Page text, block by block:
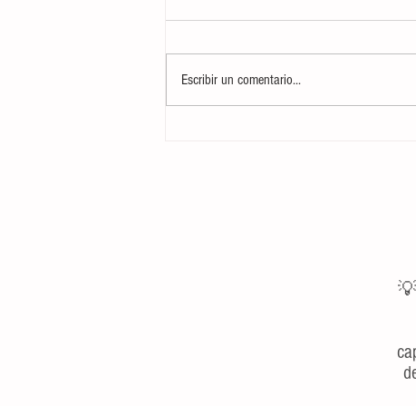
Escribir un comentario...